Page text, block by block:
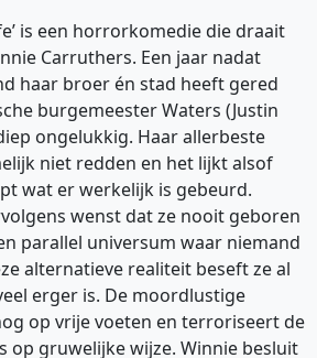
is een horrorkomedie die draait
Carruthers. Een jaar nadat
haar broer én stad heeft gered
burgemeester Waters (Justin
ongelukkig. Haar allerbeste
niet redden en het lijkt alsof
wat er werkelijk is gebeurd.
wenst dat ze nooit geboren
parallel universum waar niemand
alternatieve realiteit beseft ze al
erger is. De moordlustige
op vrije voeten en terroriseert de
op gruwelijke wijze. Winnie besluit